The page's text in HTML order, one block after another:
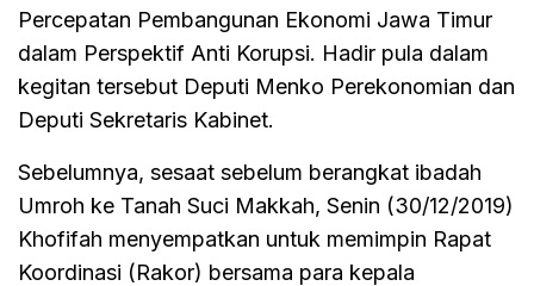
Percepatan Pembangunan Ekonomi Jawa Timur
dalam Perspektif Anti Korupsi. Hadir pula dalam
kegitan tersebut Deputi Menko Perekonomian dan
Deputi Sekretaris Kabinet.
Sebelumnya, sesaat sebelum berangkat ibadah
Umroh ke Tanah Suci Makkah, Senin (30/12/2019)
Khofifah menyempatkan untuk memimpin Rapat
Koordinasi (Rakor) bersama para kepala